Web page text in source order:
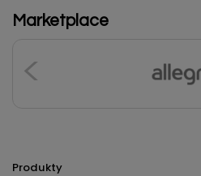
Marketplace
Produkty